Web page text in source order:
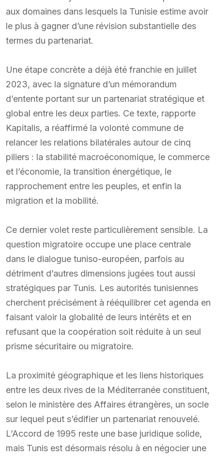
aux domaines dans lesquels la Tunisie estime avoir
le plus à gagner d’une révision substantielle des
termes du partenariat.
Une étape concrète a déjà été franchie en juillet
2023, avec la signature d’un mémorandum
d’entente portant sur un partenariat stratégique et
global entre les deux parties. Ce texte, rapporte
Kapitalis, a réaffirmé la volonté commune de
relancer les relations bilatérales autour de cinq
piliers : la stabilité macroéconomique, le commerce
et l’économie, la transition énergétique, le
rapprochement entre les peuples, et enfin la
migration et la mobilité.
Ce dernier volet reste particulièrement sensible. La
question migratoire occupe une place centrale
dans le dialogue tuniso-européen, parfois au
détriment d’autres dimensions jugées tout aussi
stratégiques par Tunis. Les autorités tunisiennes
cherchent précisément à rééquilibrer cet agenda en
faisant valoir la globalité de leurs intérêts et en
refusant que la coopération soit réduite à un seul
prisme sécuritaire ou migratoire.
La proximité géographique et les liens historiques
entre les deux rives de la Méditerranée constituent,
selon le ministère des Affaires étrangères, un socle
sur lequel peut s’édifier un partenariat renouvelé.
L’Accord de 1995 reste une base juridique solide,
mais Tunis est désormais résolu à en négocier une